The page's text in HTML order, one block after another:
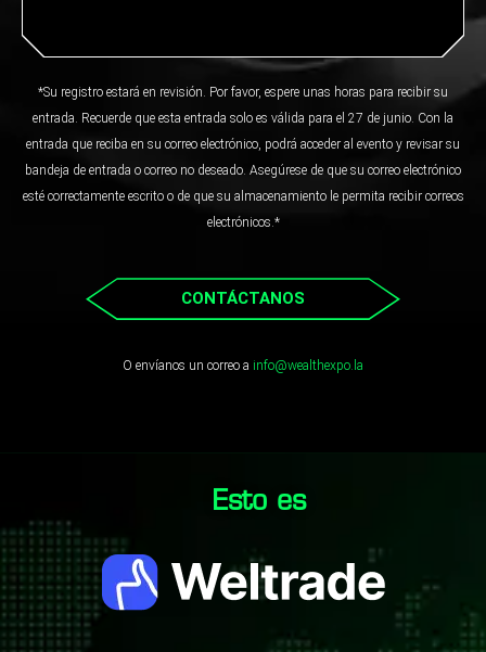
*Su registro estará en revisión. Por favor, espere unas horas para recibir su
entrada. Recuerde que esta entrada solo es válida para el 27 de junio. Con la
entrada que reciba en su correo electrónico, podrá acceder al evento y revisar su
bandeja de entrada o correo no deseado. Asegúrese de que su correo electrónico
esté correctamente escrito o de que su almacenamiento le permita recibir correos
electrónicos.*
CONTÁCTANOS
O envíanos un correo a info@wealthexpo.la
Esto es